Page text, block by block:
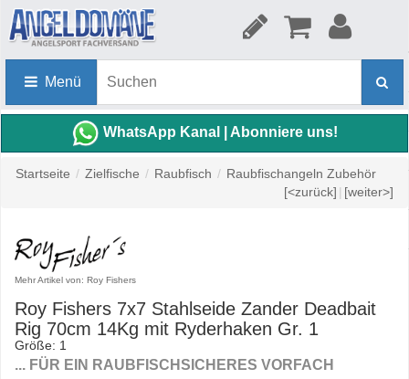
Menü
WhatsApp Kanal | Abonniere uns!
Startseite / Zielfische / Raubfisch / Raubfischangeln Zubehör
[<zurück] | [weiter>]
Mehr Artikel von: Roy Fishers
Roy Fishers 7x7 Stahlseide Zander Deadbait
Rig 70cm 14Kg mit Ryderhaken Gr. 1
Größe: 1
... FÜR EIN RAUBFISCHSICHERES VORFACH